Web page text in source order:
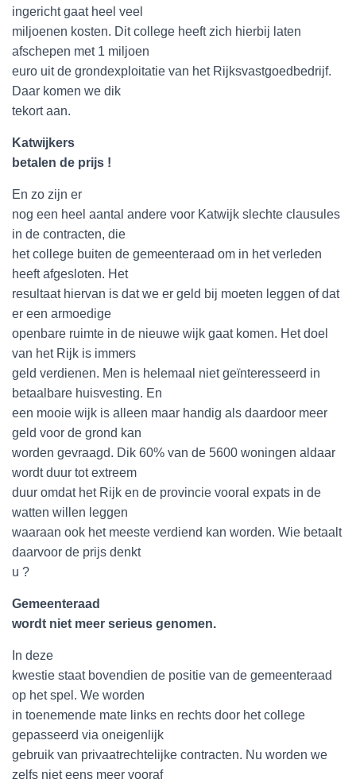
ingericht gaat heel veel
miljoenen kosten. Dit college heeft zich hierbij laten
afschepen met 1 miljoen
euro uit de grondexploitatie van het Rijksvastgoedbedrijf.
Daar komen we dik
tekort aan.
Katwijkers
betalen de prijs !
En zo zijn er
nog een heel aantal andere voor Katwijk slechte clausules
in de contracten, die
het college buiten de gemeenteraad om in het verleden
heeft afgesloten. Het
resultaat hiervan is dat we er geld bij moeten leggen of dat
er een armoedige
openbare ruimte in de nieuwe wijk gaat komen. Het doel
van het Rijk is immers
geld verdienen. Men is helemaal niet geïnteresseerd in
betaalbare huisvesting. En
een mooie wijk is alleen maar handig als daardoor meer
geld voor de grond kan
worden gevraagd. Dik 60% van de 5600 woningen aldaar
wordt duur tot extreem
duur omdat het Rijk en de provincie vooral expats in de
watten willen leggen
waaraan ook het meeste verdiend kan worden. Wie betaalt
daarvoor de prijs denkt
u ?
Gemeenteraad
wordt niet meer serieus genomen.
In deze
kwestie staat bovendien de positie van de gemeenteraad
op het spel. We worden
in toenemende mate links en rechts door het college
gepasseerd via oneigenlijk
gebruik van privaatrechtelijke contracten. Nu worden we
zelfs niet eens meer vooraf